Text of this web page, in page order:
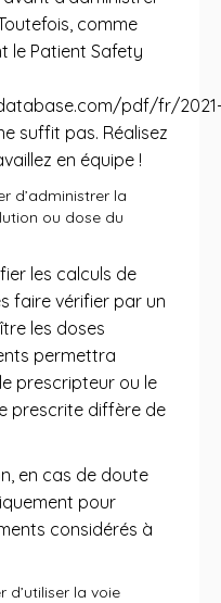
comme
le Patient Safety
pdf/fr/
suffit pas. Réalisez
en équipe !
d’administrer la
ou dose du
les calculs de
faire vérifier par un
les doses
permettra
prescripteur ou le
prescrite diffère de
en cas de doute
pour
considérés à
d’utiliser la voie